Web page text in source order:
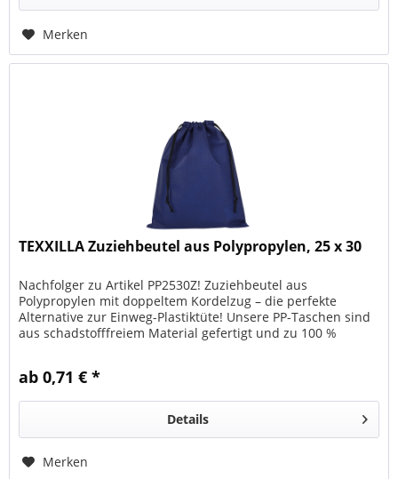
Merken
TEXXILLA Zuziehbeutel aus Polypropylen, 25 x 30
Nachfolger zu Artikel PP2530Z! Zuziehbeutel aus
Polypropylen mit doppeltem Kordelzug – die perfekte
Alternative zur Einweg-Plastiktüte! Unsere PP-Taschen sind
aus schadstofffreiem Material gefertigt und zu 100 %
ab 0,71 € *
Details
Merken